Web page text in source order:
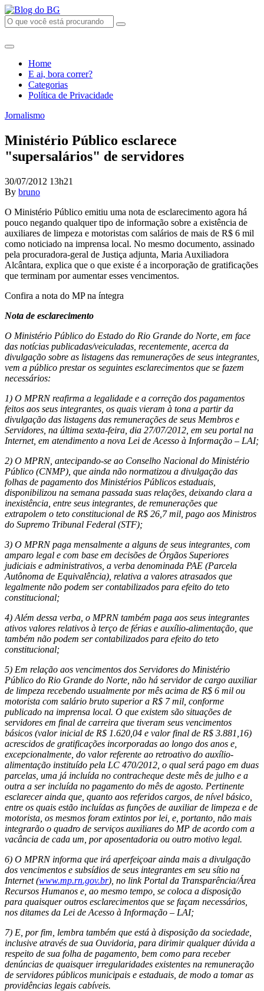
Home
E ai, bora correr?
Categorias
Política de Privacidade
Jornalismo
Ministério Público esclarece
"supersalários" de servidores
30/07/2012 13h21
By bruno
O Ministério Público emitiu uma nota de esclarecimento agora há
pouco negando qualquer tipo de informação sobre a existência de
auxiliares de limpeza e motoristas com salários de mais de R$ 6 mil
como noticiado na imprensa local. No mesmo documento, assinado
pela procuradora-geral de Justiça adjunta, Maria Auxiliadora
Alcântara, explica que o que existe é a incorporação de gratificações
que terminam por aumentar esses vencimentos.
Confira a nota do MP na íntegra
Nota de esclarecimento
O Ministério Público do Estado do Rio Grande do Norte, em face
das notícias publicadas/veiculadas, recentemente, acerca da
divulgação sobre as listagens das remunerações de seus integrantes,
vem a público prestar os seguintes esclarecimentos que se fazem
necessários:
1) O MPRN reafirma a legalidade e a correção dos pagamentos
feitos aos seus integrantes, os quais vieram à tona a partir da
divulgação das listagens das remunerações de seus Membros e
Servidores, na última sexta-feira, dia 27/07/2012, em seu portal na
Internet, em atendimento a nova Lei de Acesso à Informação – LAI;
2) O MPRN, antecipando-se ao Conselho Nacional do Ministério
Público (CNMP), que ainda não normatizou a divulgação das
folhas de pagamento dos Ministérios Públicos estaduais,
disponibilizou na semana passada suas relações, deixando clara a
inexistência, entre seus integrantes, de remunerações que
extrapolem o teto constitucional de R$ 26,7 mil, pago aos Ministros
do Supremo Tribunal Federal (STF);
3) O MPRN paga mensalmente a alguns de seus integrantes, com
amparo legal e com base em decisões de Órgãos Superiores
judiciais e administrativos, a verba denominada PAE (Parcela
Autônoma de Equivalência), relativa a valores atrasados que
legalmente não podem ser contabilizados para efeito do teto
constitucional;
4) Além dessa verba, o MPRN também paga aos seus integrantes
ativos valores relativos à terço de férias e auxílio-alimentação, que
também não podem ser contabilizados para efeito do teto
constitucional;
5) Em relação aos vencimentos dos Servidores do Ministério
Público do Rio Grande do Norte, não há servidor de cargo auxiliar
de limpeza recebendo usualmente por mês acima de R$ 6 mil ou
motorista com salário bruto superior a R$ 7 mil, conforme
publicado na imprensa local. O que existem são situações de
servidores em final de carreira que tiveram seus vencimentos
básicos (valor inicial de R$ 1.620,04 e valor final de R$ 3.881,16)
acrescidos de gratificações incorporadas ao longo dos anos e,
excepcionalmente, do valor referente ao retroativo do auxílio-
alimentação instituído pela LC 470/2012, o qual será pago em duas
parcelas, uma já incluída no contracheque deste mês de julho e a
outra a ser incluída no pagamento do mês de agosto. Pertinente
esclarecer ainda que, quanto aos referidos cargos, de nível básico,
entre os quais estão incluídas as funções de auxiliar de limpeza e de
motorista, os mesmos foram extintos por lei, e, portanto, não mais
integrarão o quadro de serviços auxiliares do MP de acordo com a
vacância de cada um, por aposentadoria ou outro motivo legal.
6) O MPRN informa que irá aperfeiçoar ainda mais a divulgação
dos vencimentos e subsídios de seus integrantes em seu sítio na
Internet (www.mp.rn.gov.br), no link Portal da Transparência/Área
Recursos Humanos e, ao mesmo tempo, se coloca a disposição
para quaisquer outros esclarecimentos que se façam necessários,
nos ditames da Lei de Acesso à Informação – LAI;
7) E, por fim, lembra também que está à disposição da sociedade,
inclusive através de sua Ouvidoria, para dirimir qualquer dúvida a
respeito de sua folha de pagamento, bem como para receber
denúncias de quaisquer irregularidades existentes na remuneração
de servidores públicos municipais e estaduais, de modo a tomar as
providências legais cabíveis.